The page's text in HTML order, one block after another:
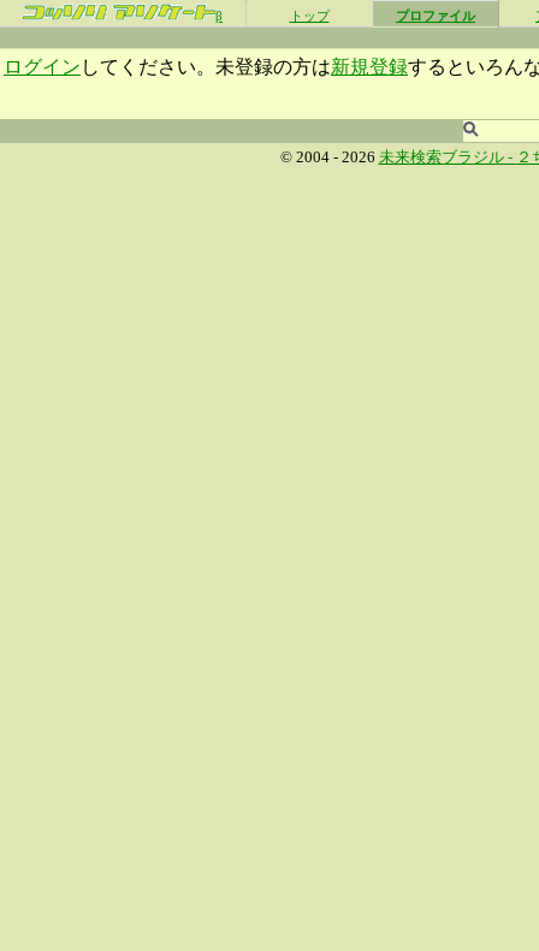
β トップ プロファイル
ログイン してください。未登録の方は新規登録するといろん
© 2004 - 2026 未来検索ブラジル - ２